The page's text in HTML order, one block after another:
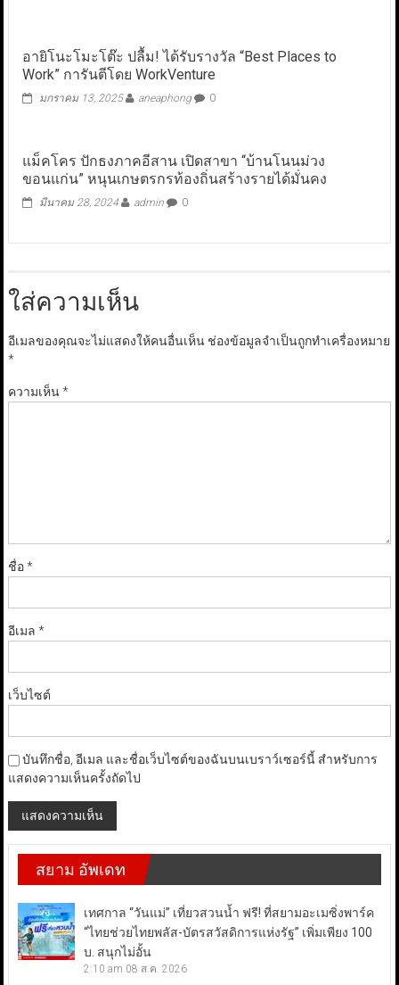
อายิโนะโมะโต๊ะ ปลื้ม! ได้รับรางวัล “Best Places to
Work” การันตีโดย WorkVenture
มกราคม 13, 2025 aneaphong 0
แม็คโคร ปักธงภาคอีสาน เปิดสาขา “บ้านโนนม่วง
ขอนแก่น” หนุนเกษตรกรท้องถิ่นสร้างรายได้มั่นคง
มีนาคม 28, 2024 admin 0
ใส่ความเห็น
อีเมลของคุณจะไม่แสดงให้คนอื่นเห็น ช่องข้อมูลจำเป็นถูกทำเครื่องหมาย
*
ความเห็น*
ชื่อ*
อีเมล *
เว็บไซต์
บันทึกชื่อ, อีเมล และชื่อเว็บไซต์ของฉันบนเบราว์เซอร์นี้ สำหรับการ
แสดงความเห็นครั้งถัดไป
สยาม อัพเดท
เทศกาล “วันแม่” เที่ยวสวนน้ำ ฟรี! ที่สยามอะเมซิ่งพาร์ค
“ไทยช่วยไทยพลัส-บัตรสวัสดิการแห่งรัฐ” เพิ่มเพียง 100
บ. สนุกไม่อั้น
2:10 am 08 ส.ค. 2026